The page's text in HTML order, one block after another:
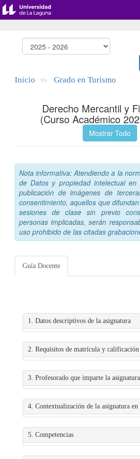
Inicio >> Grado en Turismo
Derecho Mercantil y
(Curso Académico
Mostrar Todo
Nota informativa: Atendiendo a la
de Datos y propiedad intelectual
publicación de imágenes de
consentimiento, aquellos que
sesiones de clase sin previo
personas implicadas, serán
uso prohibido de las citadas
Guía Docente
1. Datos descriptivos de la asignatura
2. Requisitos de matrícula y calificación
3. Profesorado que imparte la asignatura
4. Contextualización de la asignatura
5. Competencias